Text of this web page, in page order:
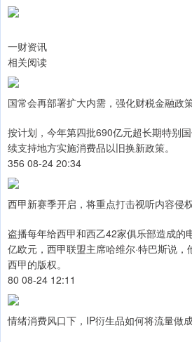
一财资讯
相关阅读
国常会再部署扩大内需，强化财税金融政
按计划，今年第四批690亿元超长期特别
续支持地方实施消费品以旧换新政策。
356 08-24 20:34
西甲新赛季开启，将重点打击视听内容侵
盗播每年给西甲和西乙42家俱乐部造成的
亿欧元，西甲联盟主席哈维尔·特巴斯说
西甲的版权。
80 08-24 12:11
情绪消费风口下，IP衍生品如何将流量做